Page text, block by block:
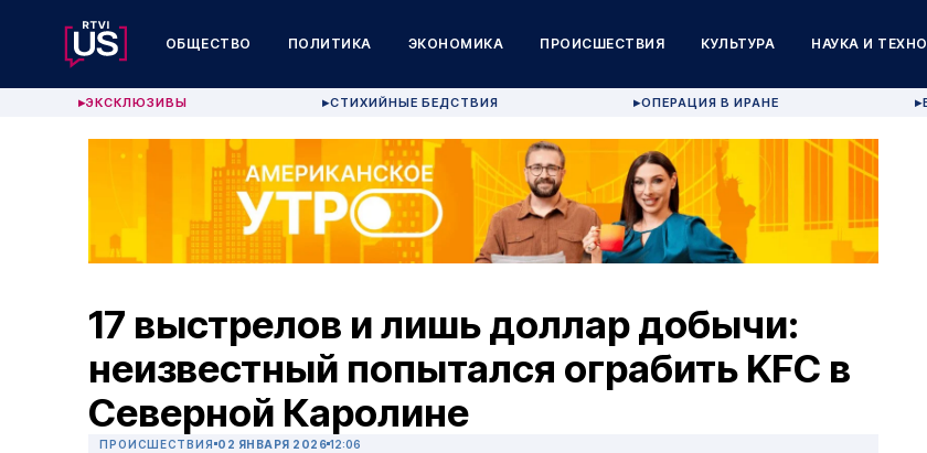
ОБЩЕСТВО ПОЛИТИКА ЭКОНОМИКА ПРОИСШЕСТВИЯ КУЛЬТУРА НАУКА И
▶ЭКСКЛЮЗИВЫ ▶СТИХИЙНЫЕ БЕДСТВИЯ ▶ОПЕРАЦИЯ В ИРАНЕ ▶
17 выстрелов и лишь доллар добычи:
неизвестный попытался ограбить KFC в
Северной Каролине
ПРОИСШЕСТВИЯ 02 ЯНВАРЯ 2026 12:06